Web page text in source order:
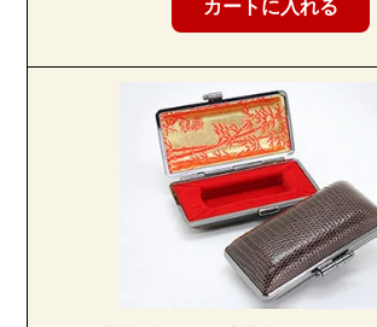
古代の歴史と生命力に対する畏敬の念から、最
専用ワックスで一本一本を丁寧に磨き上げること
の和やかな美しい木目と茶褐色の高級感溢れる光
まさに古代の生命に直接触れているかのような感
風格、強度、捺印性、全てに優れた木製印章の最
感は、お使いになるお客様の運気をも上げてくれ